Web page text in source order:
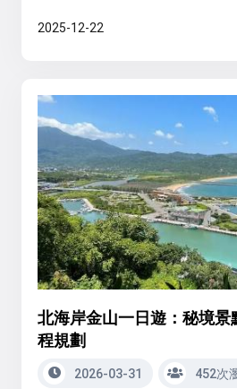
2025-12-22
北海岸金山一日遊：秘境
程規劃
2026-03-31 452次